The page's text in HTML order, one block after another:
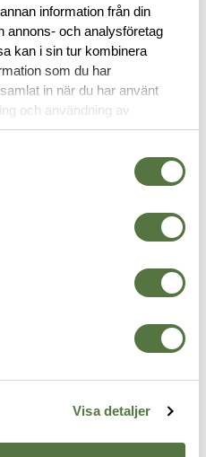
information från din
annons- och analysföretag
kan i sin tur kombinera
som du har
in när du har använt
och användning av
för personalisering av
Visa detaljer
Bandage